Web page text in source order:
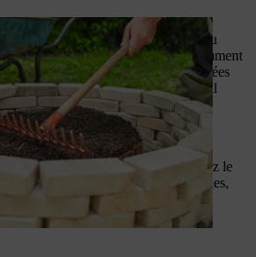
le reste du bord de la pierre avec du
la couche de terreau soit suffisamment
de plantes que vous avez sélectionnées
correctement. Dans notre cas, il
aromatiques. Répartissez ensuite le
le râteau.
Pour les petites surfaces, renversez le
de terreau et pour les grandes souches,